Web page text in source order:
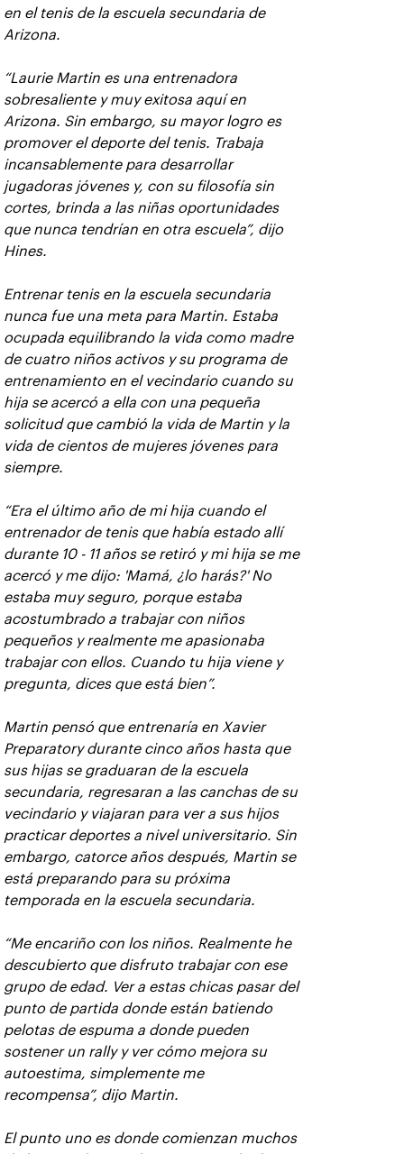
en el tenis de la escuela secundaria de
Arizona.
“Laurie Martin es una entrenadora
sobresaliente y muy exitosa aquí en
Arizona. Sin embargo, su mayor logro es
promover el deporte del tenis. Trabaja
incansablemente para desarrollar
jugadoras jóvenes y, con su filosofía sin
cortes, brinda a las niñas oportunidades
que nunca tendrían en otra escuela”, dijo
Hines.
Entrenar tenis en la escuela secundaria
nunca fue una meta para Martin. Estaba
ocupada equilibrando la vida como madre
de cuatro niños activos y su programa de
entrenamiento en el vecindario cuando su
hija se acercó a ella con una pequeña
solicitud que cambió la vida de Martin y la
vida de cientos de mujeres jóvenes para
siempre.
“Era el último año de mi hija cuando el
entrenador de tenis que había estado allí
durante 10 - 11 años se retiró y mi hija se me
acercó y me dijo: 'Mamá, ¿lo harás?' No
estaba muy seguro, porque estaba
acostumbrado a trabajar con niños
pequeños y realmente me apasionaba
trabajar con ellos. Cuando tu hija viene y
pregunta, dices que está bien”.
Martin pensó que entrenaría en Xavier
Preparatory durante cinco años hasta que
sus hijas se graduaran de la escuela
secundaria, regresaran a las canchas de su
vecindario y viajaran para ver a sus hijos
practicar deportes a nivel universitario. Sin
embargo, catorce años después, Martin se
está preparando para su próxima
temporada en la escuela secundaria.
“Me encariño con los niños. Realmente he
descubierto que disfruto trabajar con ese
grupo de edad. Ver a estas chicas pasar del
punto de partida donde están batiendo
pelotas de espuma a donde pueden
sostener un rally y ver cómo mejora su
autoestima, simplemente me
recompensa”, dijo Martin.
El punto uno es donde comienzan muchos